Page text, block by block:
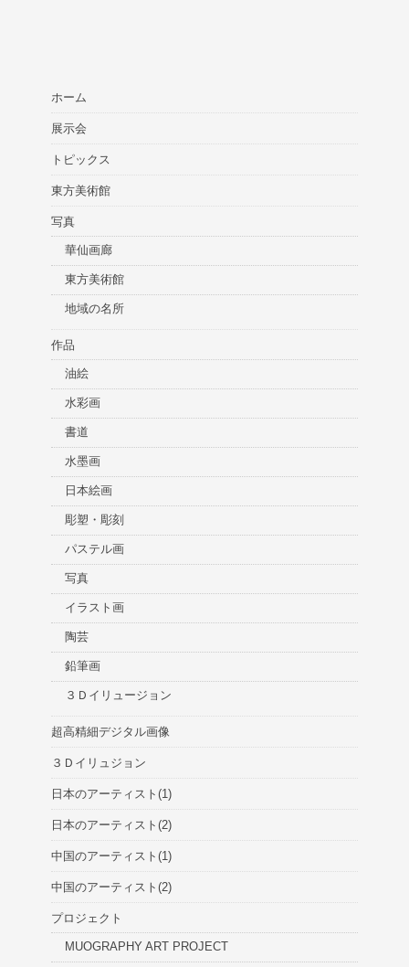
ホーム
展示会
トピックス
東方美術館
写真
華仙画廊
東方美術館
地域の名所
作品
油絵
水彩画
書道
水墨画
日本絵画
彫塑・彫刻
パステル画
写真
イラスト画
陶芸
鉛筆画
３Ｄイリュージョン
超高精細デジタル画像
３Ｄイリュジョン
日本のアーティスト(1)
日本のアーティスト(2)
中国のアーティスト(1)
中国のアーティスト(2)
プロジェクト
MUOGRAPHY ART PROJECT